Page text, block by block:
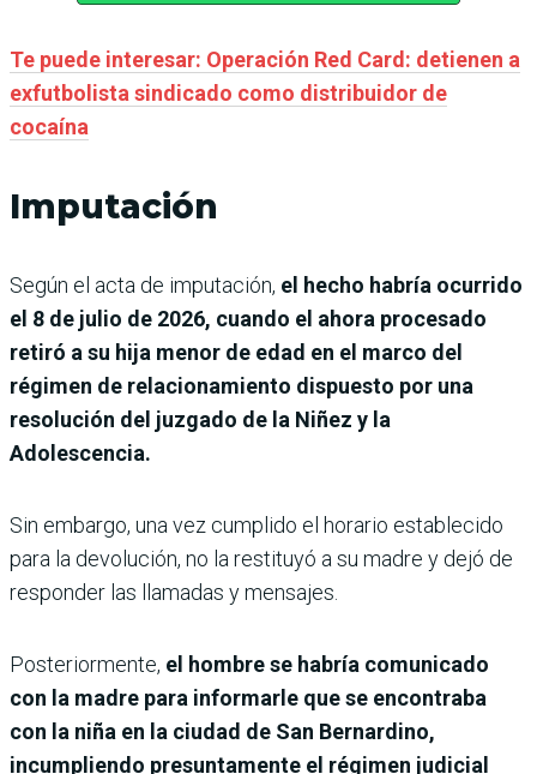
Te puede interesar: Operación Red Card: detienen a
exfutbolista sindicado como distribuidor de
cocaína
Imputación
Según el acta de imputación, el hecho habría ocurrido
el 8 de julio de 2026, cuando el ahora procesado
retiró a su hija menor de edad en el marco del
régimen de relacionamiento dispuesto por una
resolución del juzgado de la Niñez y la
Adolescencia.
Sin embargo, una vez cumplido el horario establecido
para la devolución, no la restituyó a su madre y dejó de
responder las llamadas y mensajes.
Posteriormente, el hombre se habría comunicado
con la madre para informarle que se encontraba
con la niña en la ciudad de San Bernardino,
incumpliendo presuntamente el régimen judicial